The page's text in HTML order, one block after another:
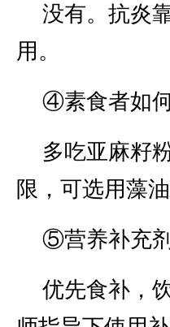
没有。抗炎
用。
④素食者如何
多吃亚麻籽
限，可选用藻油
⑤营养补充
优先食补，